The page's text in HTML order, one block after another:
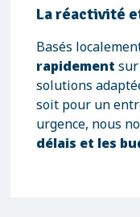
La réactivité
Basés
rapidement sur
solutions
soit pour un
urgence, nous
délais et les